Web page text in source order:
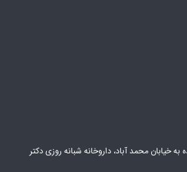
خیابان محمد آباد، داروخانه شبانه روزی دکتر